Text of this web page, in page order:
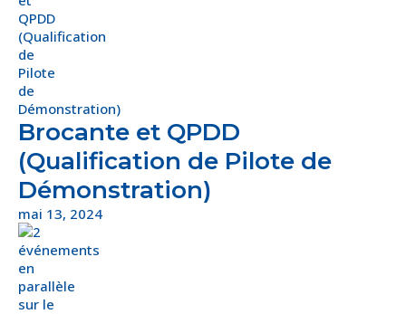
Brocante et QPDD
(Qualification de Pilote de
Démonstration)
mai 13, 2024